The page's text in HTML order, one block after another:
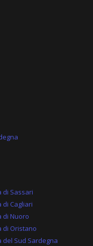
di Sassari
Cagliari
di Nuoro
di Oristano
Sud Sardegna